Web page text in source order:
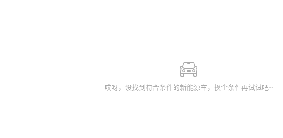
哎呀，没找到符合条件的新能源车，换个条件再试试吧~